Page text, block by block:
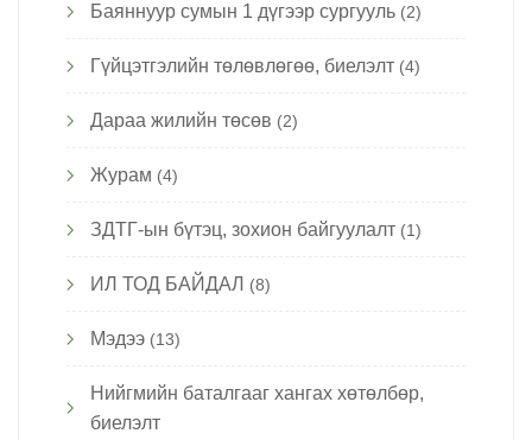
Баяннуур сумын 1 дүгээр сургууль (2)
Гүйцэтгэлийн төлөвлөгөө, биелэлт (4)
Дараа жилийн төсөв (2)
Журам (4)
ЗДТГ-ын бүтэц, зохион байгуулалт (1)
ИЛ ТОД БАЙДАЛ (8)
Мэдээ (13)
Нийгмийн баталгааг хангах хөтөлбөр,
биелэлт